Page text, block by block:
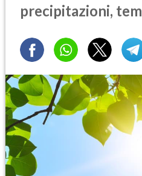
precipitazioni,